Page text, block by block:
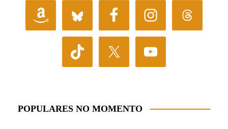
POPULARES NO MOMENTO